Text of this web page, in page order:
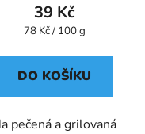
39 Kč
Měrná
78 Kč / 100 g
DO KOŠÍKU
pečená a grilovaná